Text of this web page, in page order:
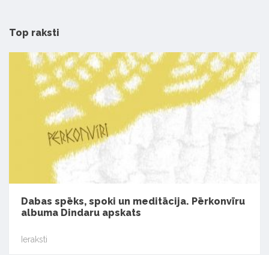
Top raksti
Dabas spēks, spoki un meditācija. Pērkonvīru
albuma Dindaru apskats
Ieraksti